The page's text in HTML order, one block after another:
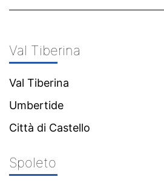
Val Tiberina
Val Tiberina
Umbertide
Città di Castello
Spoleto